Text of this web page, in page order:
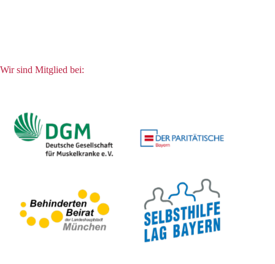
Wir sind Mitglied bei: